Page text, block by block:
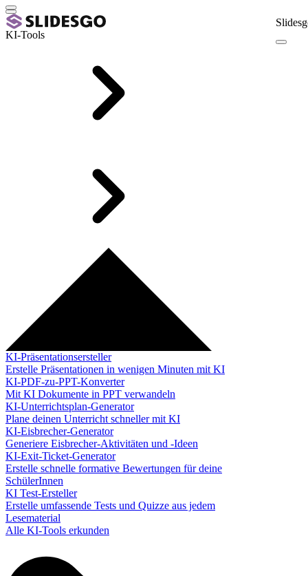
KI-Tools
KI-Präsentationsersteller
Erstelle Präsentationen in wenigen Minuten mit KI
KI-PDF-zu-PPT-Konverter
Mit KI Dokumente in PPT verwandeln
KI-Unterrichtsplan-Generator
Plane deinen Unterricht schneller mit KI
KI-Eisbrecher-Generator
Generiere Eisbrecher-Aktivitäten und -Ideen
KI-Exit-Ticket-Generator
Erstelle schnelle formative Bewertungen für deine
SchülerInnen
KI Test-Ersteller
Erstelle umfassende Tests und Quizze aus jedem
Lesematerial
Alle KI-Tools erkunden